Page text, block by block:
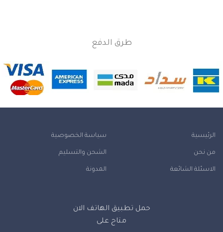
طرق الدفع
الرئيسية
من نحن
الاسئلة الشائعة
سياسة الخصوصية
الشحن والتسليم
المدونة
حمل تطبيق الهاتف الان
متاح على